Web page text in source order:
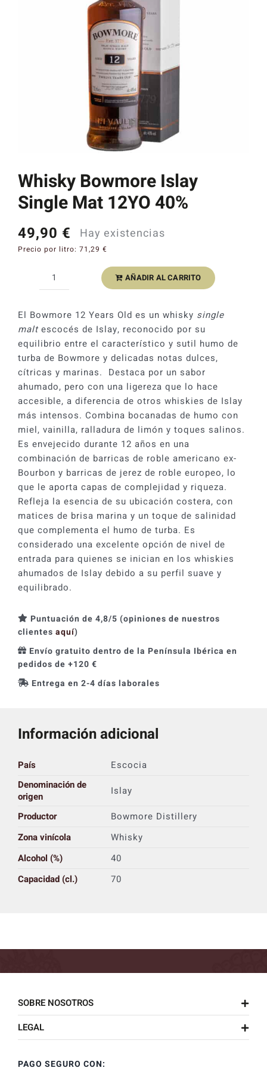
Catas y Actividades
Whisky Bowmore Islay
Single Mat 12YO 40%
49,90 € Hay existencias
Precio por litro: 71,29 €
Whisky
Islay
Single
Mat
12YO
40%
cantidad
AÑADIR AL CARRITO
El Bowmore 12 Years Old es un whisky single
maltescocés de Islay, reconocido por su
equilibrio entre el característico y sutil humo de
turba de Bowmore y delicadas notas dulces,
cítricas y marinas. Destaca por un sabor
ahumado, pero con una ligereza que lo hace
accesible, a diferencia de otros whiskies de Islay
más intensos. Combina bocanadas de humo con
miel, vainilla, ralladura de limón y toques salinos.
Es envejecido durante 12 años en una
combinación de barricas de roble americano ex-
Bourbon y barricas de jerez de roble europeo, lo
que le aporta capas de complejidad y riqueza.
Refleja la esencia de su ubicación costera, con
matices de brisa marina y un toque de salinidad
que complementa el humo de turba. Es
considerado una excelente opción de nivel de
entrada para quienes se inician en los whiskies
ahumados de Islay debido a su perfil suave y
equilibrado.
Puntuación de 4,8/5 (opiniones de nuestros
clientes aquí)
Envío gratuito dentro de la Península Ibérica en
pedidos de +120 €
Entrega en 2-4 días laborales
Información adicional
País
Escocia
Denominación de
origen
Islay
Productor
Bowmore Distillery
Zona vinícola
Whisky
Alcohol (%)
40
Capacidad (cl.)
70
SOBRE NOSOTROS
LEGAL
PAGO SEGURO CON: